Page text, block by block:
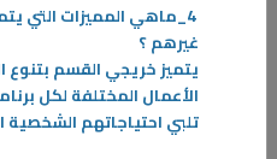
4_
ماهي المميزات التي
غيرهم ؟
يتميز خريجي القسم بتنوع
الأعمال المختلفة لكل
تلبي احتياجاتهم الشخصية